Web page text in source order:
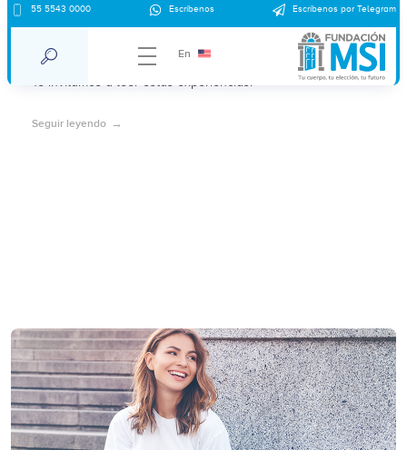
55 5543 0000 Escríbenos Escríbenos por Telegram
En
Aborto y hombres, lo que ellos opinan.
¿Cuál es el papel del hombre en la decisión de un aborto?
Te invitamos a leer estas experiencias.
Seguir leyendo